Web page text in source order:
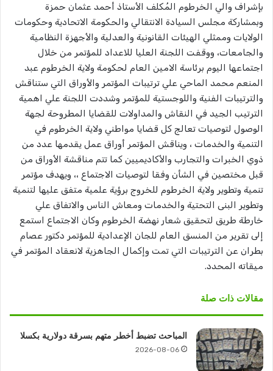
بإشراف والي الخرطوم المُكلف الأستاذ أحمد عثمان حمزة
وبمشاركة مجلس السيادة الانتقالي والحكومة الاتحادية وحكومات
الولايات وممثلي الهيئات القانونية والعدلية والأجهزة النظامية
والجامعات، ووقفت اللجنة العليا للاعداد للمؤتمر من خلال
اجتماعها اليوم برئاسة الامين العام لحكومة ولاية الخرطوم عبد
المنعم محمد الماحي علي ترتيبات المؤتمر والأوراق التي ستناقش
والترتيبات الفنية واللوجستية للمؤتمر وشددت اللجنة علي اهمية
الترتيب الجيد في النقاش والمداولات للقضايا المطروحة لجهة
الوصول لتوصيات تعالج كل قضايا مواطني ولاية الخرطوم في
التنمية والخدمات ، ويناقش المؤتمر أوراق عمل يقدمها عدد من
ذوي الخبرات والتجارب والأكاديميين كما تتم مناقشة الأوراق من
قبل مختصين في الشأن وفقا لتوصيات الاجتماع ،، ويهدف مؤتمر
تنمية وتطوير ولاية الخرطوم للخروج برؤية علمية متفق عليها لتنمية
وتطوير البنى التحتية والخدمات ومعاش الناس والاتفاق علي
خارطة طريق لتحقيق شعار نهضة الخرطوم وكان الاجتماع استمع
إلى تقرير من المنسق العام للجان الإعدادية للمؤتمر دكتور عصام
بطران عن الترتيبات التي تمت وإكمال الجاهزية لانعقاد المؤتمر في
ميقاته المحدد.
مقالات ذات صلة
المباحث تضبط أخطر متهم بسرقة دولارية بكسلا
2026-08-06